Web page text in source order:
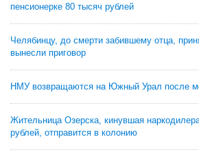
пенсионерке 80 тысяч рублей
Челябинцу, до смерти забившему отца,
вынесли приговор
НМУ возвращаются на Южный Урал после
Жительница Озерска, кинувшая
рублей, отправится в колонию